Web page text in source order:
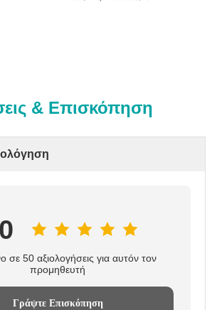
& Επισκόπηση
σε 50 αξιολογήσεις για αυτόν τον
προμηθευτή
Γράψτε Επισκόπηση